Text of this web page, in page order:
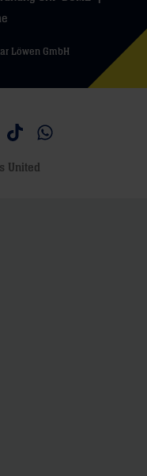
Löwen GmbH
Twitter
auf Instagram
uns auf Youtube
Besucht uns auf
Besucht uns auf
United